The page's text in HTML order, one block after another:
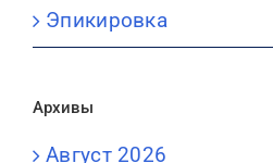
Эпикировка
Архивы
Август 2026